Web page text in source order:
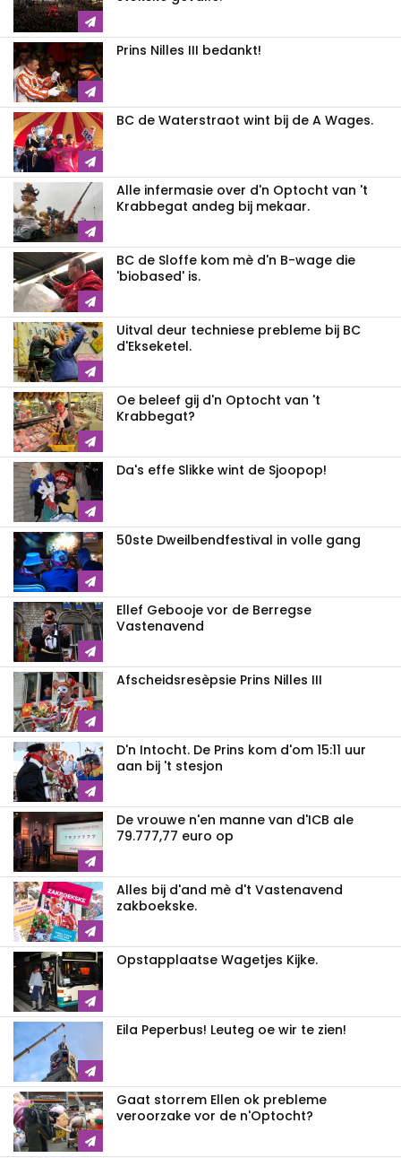
Prins Nilles III bedankt!
BC de Waterstraot wint bij de A Wages.
Alle infermasie over d'n Optocht van 't
Krabbegat andeg bij mekaar.
BC de Sloffe kom mè d'n B-wage die
'biobased' is.
Uitval deur techniese prebleme bij BC
d'Ekseketel.
Oe beleef gij d'n Optocht van 't
Krabbegat?
Da's effe Slikke wint de Sjoopop!
50ste Dweilbendfestival in volle gang
Ellef Gebooje vor de Berregse
Vastenavend
Afscheidsresèpsie Prins Nilles III
D'n Intocht. De Prins kom d'om 15:11 uur
aan bij 't stesjon
De vrouwe n'en manne van d'ICB ale
79.777,77 euro op
Alles bij d'and mè d't Vastenavend
zakboekske.
Opstapplaatse Wagetjes Kijke.
Eila Peperbus! Leuteg oe wir te zien!
Gaat storrem Ellen ok prebleme
veroorzake vor de n'Optocht?